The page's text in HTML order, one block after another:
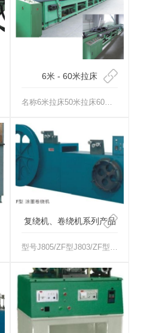
6米 - 60米拉床
名称6米拉床50米拉床60米拉床30米拉床用途用于稀土及有色金属材料的拉制。拉力1吨10吨30吨70吨加工范围φ6-φ2···
复绕机、卷绕机系列产品